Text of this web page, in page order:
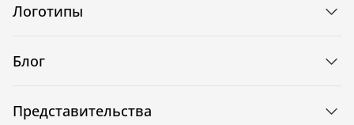
Логотипы
Блог
Представительства